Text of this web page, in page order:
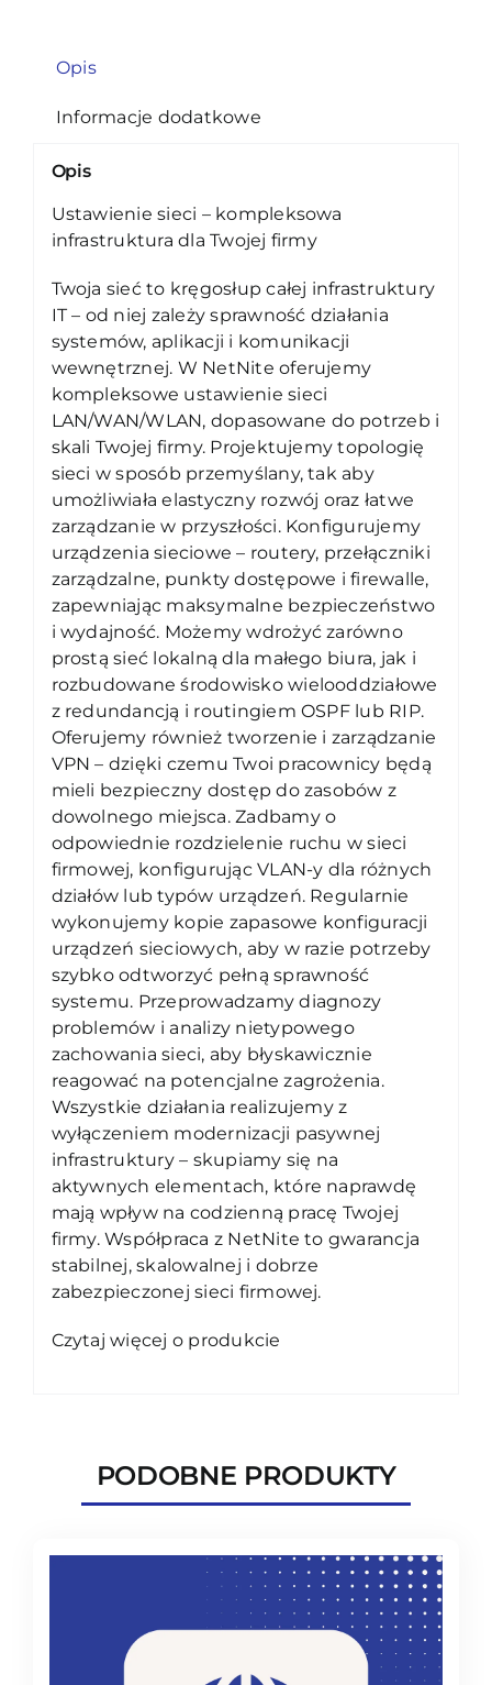
Opis
Informacje dodatkowe
Opis
Ustawienie sieci – kompleksowa
infrastruktura dla Twojej firmy
Twoja sieć to kręgosłup całej infrastruktury
IT – od niej zależy sprawność działania
systemów, aplikacji i komunikacji
wewnętrznej. W NetNite oferujemy
kompleksowe ustawienie sieci
LAN/WAN/WLAN, dopasowane do potrzeb i
skali Twojej firmy. Projektujemy topologię
sieci w sposób przemyślany, tak aby
umożliwiała elastyczny rozwój oraz łatwe
zarządzanie w przyszłości. Konfigurujemy
urządzenia sieciowe – routery, przełączniki
zarządzalne, punkty dostępowe i firewalle,
zapewniając maksymalne bezpieczeństwo
i wydajność. Możemy wdrożyć zarówno
prostą sieć lokalną dla małego biura, jak i
rozbudowane środowisko wielooddziałowe
z redundancją i routingiem OSPF lub RIP.
Oferujemy również tworzenie i zarządzanie
VPN – dzięki czemu Twoi pracownicy będą
mieli bezpieczny dostęp do zasobów z
dowolnego miejsca. Zadbamy o
odpowiednie rozdzielenie ruchu w sieci
firmowej, konfigurując VLAN-y dla różnych
działów lub typów urządzeń. Regularnie
wykonujemy kopie zapasowe konfiguracji
urządzeń sieciowych, aby w razie potrzeby
szybko odtworzyć pełną sprawność
systemu. Przeprowadzamy diagnozy
problemów i analizy nietypowego
zachowania sieci, aby błyskawicznie
reagować na potencjalne zagrożenia.
Wszystkie działania realizujemy z
wyłączeniem modernizacji pasywnej
infrastruktury – skupiamy się na
aktywnych elementach, które naprawdę
mają wpływ na codzienną pracę Twojej
firmy. Współpraca z NetNite to gwarancja
stabilnej, skalowalnej i dobrze
zabezpieczonej sieci firmowej.
Czytaj więcej o produkcie
PODOBNE PRODUKTY